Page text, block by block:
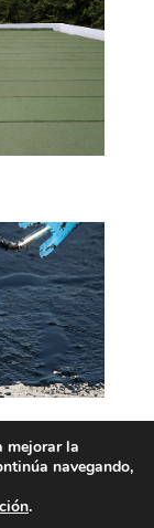
los
mejorar la
navegando,
.